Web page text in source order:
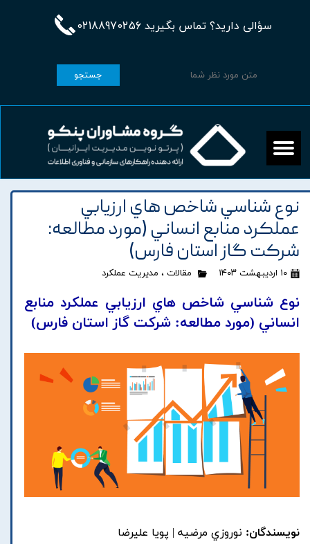
سؤالی دارید؟ تماس بگیرید 02188970256
جستجو
نوع شناسي شاخص هاي ارزيابي
عملکرد منابع انساني (مورد مطالعه:
شرکت گاز استان فارس)
۱۰ اردیبهشت ۱۴۰۳ مقالات ، مدیریت عملکرد
نوع شناسي شاخص هاي ارزيابي عملکرد منابع
انساني (مورد مطالعه: شرکت گاز استان فارس)
نویسندگان: نوروزي مرضيه | پويا عليرضا